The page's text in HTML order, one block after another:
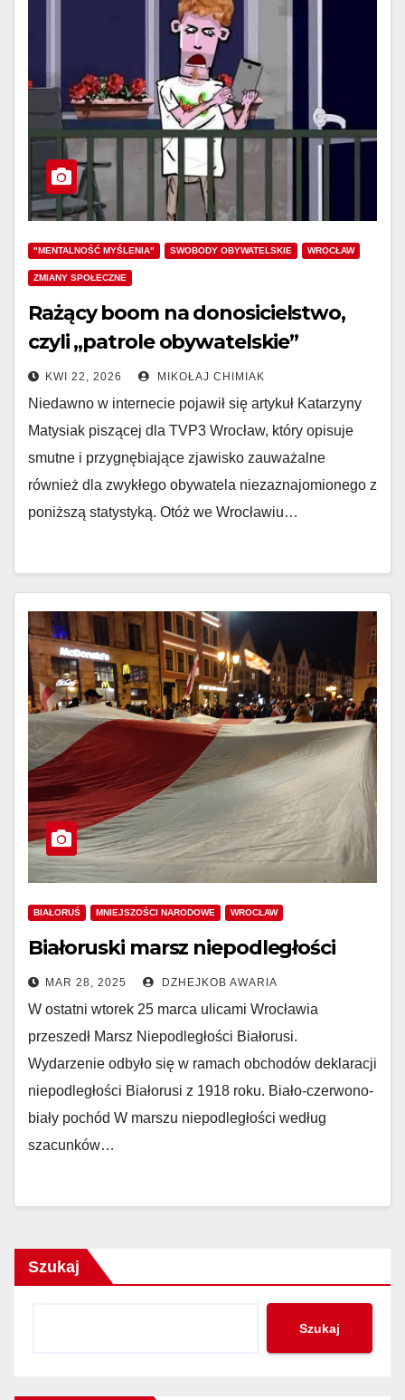
"MENTALNOŚĆ MYŚLENIA" SWOBODY OBYWATELSKIE WROCŁAW
ZMIANY SPOŁECZNE
Rażący boom na donosicielstwo,
czyli „patrole obywatelskie”
KWI 22, 2026 MIKOŁAJ CHIMIAK
Niedawno w internecie pojawił się artykuł Katarzyny
Matysiak piszącej dla TVP3 Wrocław, który opisuje
smutne i przygnębiające zjawisko zauważalne
również dla zwykłego obywatela niezaznajomionego z
poniższą statystyką. Otóż we Wrocławiu…
BIAŁORUŚ MNIEJSZOŚCI NARODOWE WROCŁAW
Białoruski marsz niepodległości
MAR 28, 2025 DZHEJKOB AWARIA
W ostatni wtorek 25 marca ulicami Wrocławia
przeszedł Marsz Niepodległości Białorusi.
Wydarzenie odbyło się w ramach obchodów deklaracji
niepodległości Białorusi z 1918 roku. Biało-czerwono-
biały pochód W marszu niepodległości według
szacunków…
Szukaj
Szukaj